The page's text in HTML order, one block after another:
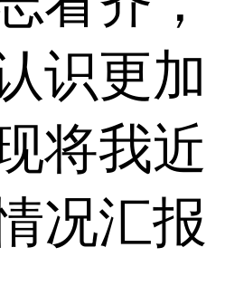
识更加
将我近
况汇报